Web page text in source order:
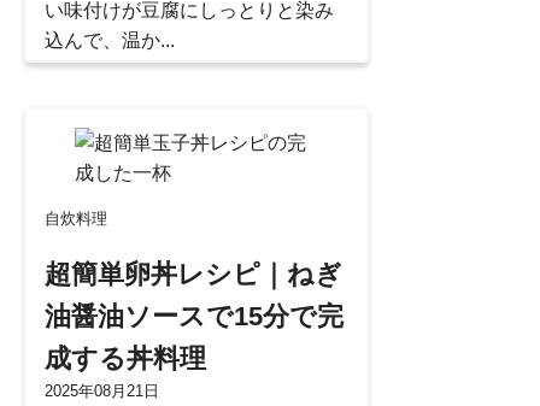
い味付けが豆腐にしっとりと染み
込んで、温か...
自炊料理
超簡単卵丼レシピ｜ねぎ
油醤油ソースで15分で完
成する丼料理
2025年08月21日